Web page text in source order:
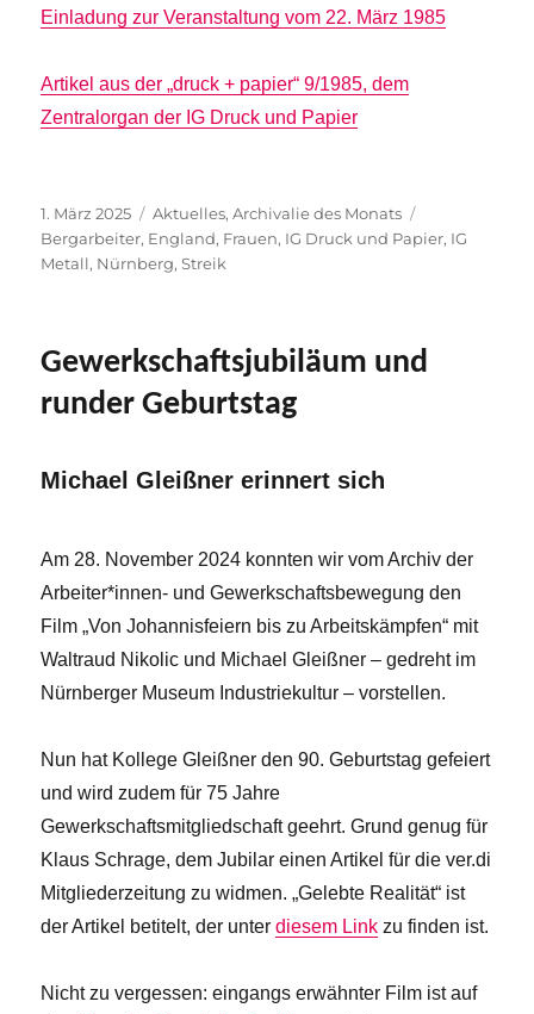
Einladung zur Veranstaltung vom 22. März 1985
Artikel aus der „druck + papier“ 9/1985, dem
Zentralorgan der IG Druck und Papier
Veröffentlicht
am
1. März 2025 Kategorien
Aktuelles,Archivalie des Monats
Bergarbeiter, England, Frauen, IG Druck und Papier, IG
Metall, Nürnberg,Streik
Gewerkschaftsjubiläum und
runder Geburtstag
Michael Gleißner erinnert sich
Am 28. November 2024 konnten wir vom Archiv der
Arbeiter*innen- und Gewerkschaftsbewegung den
Film „Von Johannisfeiern bis zu Arbeitskämpfen“ mit
Waltraud Nikolic und Michael Gleißner – gedreht im
Nürnberger Museum Industriekultur – vorstellen.
Nun hat Kollege Gleißner den 90. Geburtstag gefeiert
und wird zudem für 75 Jahre
Gewerkschaftsmitgliedschaft geehrt. Grund genug für
Klaus Schrage, dem Jubilar einen Artikel für die ver.di
Mitgliederzeitung zu widmen. „Gelebte Realität“ ist
der Artikel betitelt, der unterdiesem Link zu finden ist.
Nicht zu vergessen: eingangs erwähnter Film ist auf